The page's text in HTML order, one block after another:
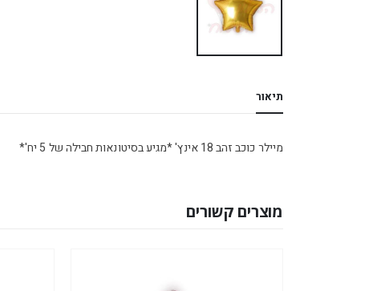
תיאור
מיילר כוכב זהב 18 אינץ' *מגיע בסיטונאות חבילה של 5 יח'*
מוצרים קשורים